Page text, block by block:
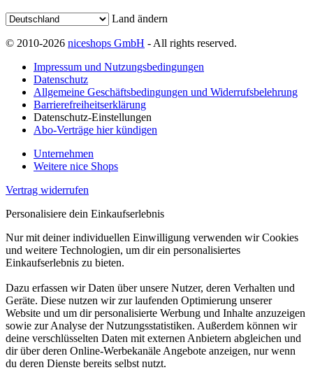
Land ändern
© 2010-2026 niceshops GmbH - All rights reserved.
Impressum und Nutzungsbedingungen
Datenschutz
Allgemeine Geschäftsbedingungen und Widerrufsbelehrung
Barrierefreiheitserklärung
Datenschutz-Einstellungen
Abo-Verträge hier kündigen
Unternehmen
Weitere nice Shops
Vertrag widerrufen
Personalisiere dein Einkaufserlebnis
Nur mit deiner individuellen Einwilligung verwenden wir Cookies
und weitere Technologien, um dir ein personalisiertes
Einkaufserlebnis zu bieten.
Dazu erfassen wir Daten über unsere Nutzer, deren Verhalten und
Geräte. Diese nutzen wir zur laufenden Optimierung unserer
Website und um dir personalisierte Werbung und Inhalte anzuzeigen
sowie zur Analyse der Nutzungsstatistiken. Außerdem können wir
deine verschlüsselten Daten mit externen Anbietern abgleichen und
dir über deren Online-Werbekanäle Angebote anzeigen, nur wenn
du deren Dienste bereits selbst nutzt.